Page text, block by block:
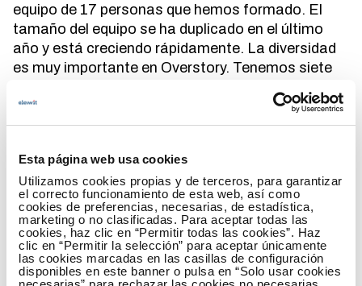
Esta página web usa cookies
Utilizamos cookies propias y de terceros, para garantizar
el correcto funcionamiento de esta web, así como
cookies de preferencias, necesarias, de estadística,
marketing o no clasificadas. Para aceptar todas las
cookies, haz clic en “Permitir todas las cookies”. Haz
clic en “Permitir la selección” para aceptar únicamente
las cookies marcadas en las casillas de configuración
disponibles en este banner o pulsa en “Solo usar cookies
equipo de 17 personas que hemos formado. El
tamaño del equipo se ha duplicado en el último
año y está creciendo rápidamente. La diversidad
es muy importante en Overstory. Tenemos siete
Países Bajos, Portugal, Italia, Francia, Rusia,
Estados Unidos e Indonesia y el 35% del equipo
pandemia nos obligó a ser muy buenos en el
trabajo a distancia y nos adaptamos
rápidamente. Nuestra sede está en Ámsterdam y
la mayoría de nuestro equipo vive en los Países
Bajos, pero también tenemos compañeros en
Lisboa, Milán, Londres y Nueva York. ¡Se nos está
dando bien jugar a determinados juegos entre